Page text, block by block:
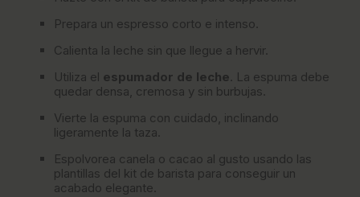
Prepara un espresso corto e intenso.
Calienta la leche sin que llegue a hervir.
Utiliza el espumador de leche . La espuma debe
quedar densa, cremosa y sin burbujas.
Vierte la espuma con cuidado, inclinando
ligeramente la taza.
Espolvorea canela o cacao al gusto usando las
plantillas del kit de barista para conseguir un
acabado elegante.